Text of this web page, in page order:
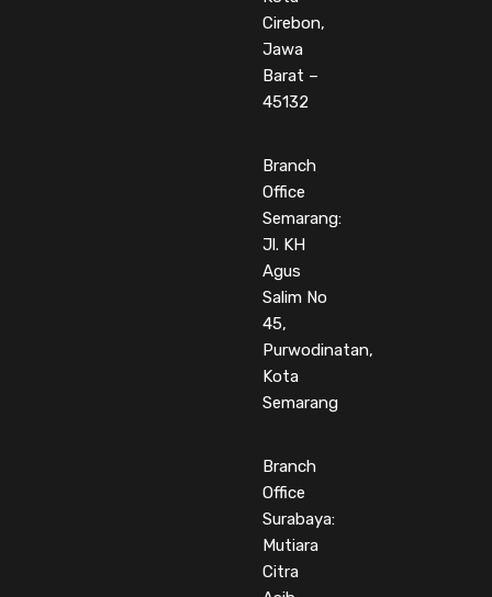
Cirebon,
Jawa
Barat –
45132
Branch
Office
Semarang:
Jl. KH
Agus
Salim No
45,
Purwodinatan,
Kota
Semarang
Branch
Office
Surabaya:
Mutiara
Citra